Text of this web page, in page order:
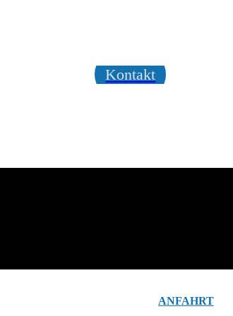
Kontakt
ANFAHRT